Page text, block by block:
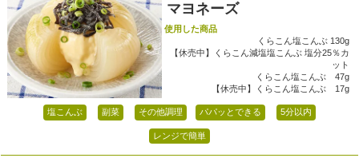
マヨネーズ
使用した商品
くらこん塩こんぶ 130g
【休売中】くらこん減塩塩こんぶ 塩分25％カ
ット
くらこん塩こんぶ 47g
【休売中】くらこん塩こんぶ 17g
塩こんぶ 副菜 その他調理 パパッとできる 5分以内
レンジで簡単